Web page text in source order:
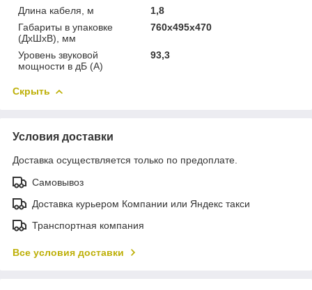
Длина кабеля, м
1,8
Габариты в упаковке
(ДхШхВ), мм
760х495х470
Уровень звуковой
мощности в дБ (A)
93,3
Скрыть
Условия доставки
Доставка осуществляется только по предоплате.
Самовывоз
Доставка курьером Компании или Яндекс такси
Транспортная компания
Все условия доставки